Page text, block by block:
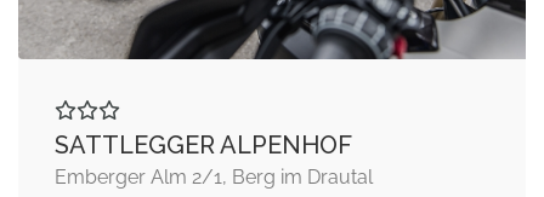
SATTLEGGER ALPENHOF
Emberger Alm 2/1, Berg im Drautal